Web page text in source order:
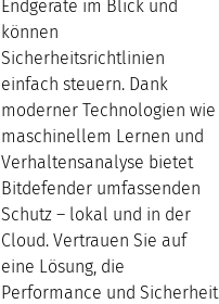
Endgeräte im Blick und
können
Sicherheitsrichtlinien
einfach steuern. Dank
moderner Technologien wie
maschinellem Lernen und
Verhaltensanalyse bietet
Bitdefender umfassenden
Schutz – lokal und in der
Cloud. Vertrauen Sie auf
eine Lösung, die
Performance und Sicherheit